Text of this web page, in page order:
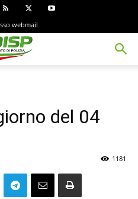
webmail
del 04
1181